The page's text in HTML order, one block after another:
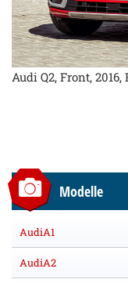
Audi Q2, Front, 2016,
Modelle
AudiA1
AudiA2